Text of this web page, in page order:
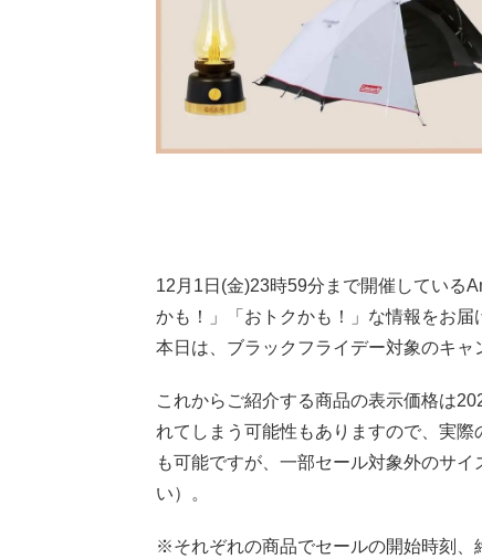
12月1日(金)23時59分まで開催している
かも！」「おトクかも！」な情報をお届
本日は、ブラックフライデー対象のキャ
これからご紹介する商品の表示価格は
れてしまう可能性もありますので、実
も可能ですが、一部セール対象外のサ
い）。
※それぞれの商品でセールの開始時刻、